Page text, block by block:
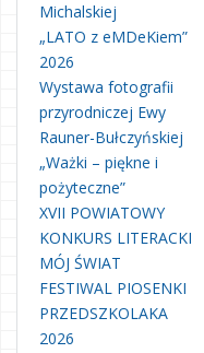
Michalskiej
„LATO z eMDeKiem”
2026
Wystawa fotografii
przyrodniczej Ewy
Rauner-Bułczyńskiej
„Ważki – piękne i
pożyteczne”
XVII POWIATOWY
KONKURS LITERACKI
MÓJ ŚWIAT
FESTIWAL PIOSENKI
PRZEDSZKOLAKA
2026